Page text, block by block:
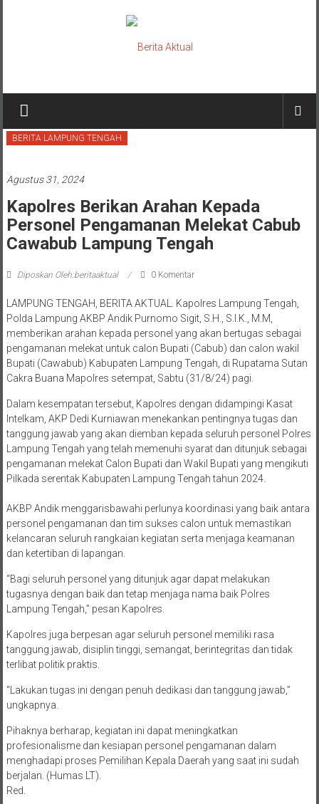
Berita
Aktual
berita
BERITA LAMPUNG TENGAH
Agustus 31, 2024
Kapolres Berikan Arahan Kepada
Personel Pengamanan Melekat Cabub
Cawabub Lampung Tengah
Diposkan Oleh:beritaaktual 0 Komentar
LAMPUNG TENGAH, BERITA AKTUAL. Kapolres Lampung Tengah,
Polda Lampung AKBP Andik Purnomo Sigit, S.H., S.I.K., M.M,
memberikan arahan kepada personel yang akan bertugas sebagai
pengamanan melekat untuk calon Bupati (Cabub) dan calon wakil
Bupati (Cawabub) Kabupaten Lampung Tengah, di Rupatama Sutan
Cakra Buana Mapolres setempat, Sabtu (31/8/24) pagi.
Dalam kesempatan tersebut, Kapolres dengan didampingi Kasat
Intelkam, AKP Dedi Kurniawan menekankan pentingnya tugas dan
tanggung jawab yang akan diemban kepada seluruh personel Polres
Lampung Tengah yang telah memenuhi syarat dan ditunjuk sebagai
pengamanan melekat Calon Bupati dan Wakil Bupati yang mengikuti
Pilkada serentak Kabupaten Lampung Tengah tahun 2024.
AKBP Andik menggarisbawahi perlunya koordinasi yang baik antara
personel pengamanan dan tim sukses calon untuk memastikan
kelancaran seluruh rangkaian kegiatan serta menjaga keamanan
dan ketertiban di lapangan.
“Bagi seluruh personel yang ditunjuk agar dapat melakukan
tugasnya dengan baik dan tetap menjaga nama baik Polres
Lampung Tengah,” pesan Kapolres.
Kapolres juga berpesan agar seluruh personel memiliki rasa
tanggung jawab, disiplin tinggi, semangat, berintegritas dan tidak
terlibat politik praktis.
“Lakukan tugas ini dengan penuh dedikasi dan tanggung jawab,”
ungkapnya.
Pihaknya berharap, kegiatan ini dapat meningkatkan
profesionalisme dan kesiapan personel pengamanan dalam
menghadapi proses Pemilihan Kepala Daerah yang saat ini sudah
berjalan. (Humas LT).
Red.